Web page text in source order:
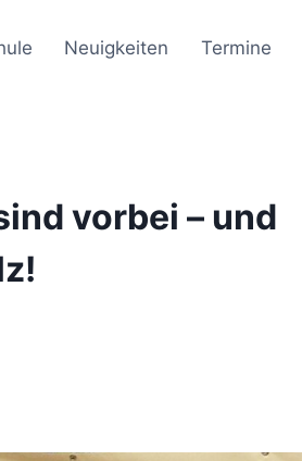
Neuigkeiten Termine
vorbei – und